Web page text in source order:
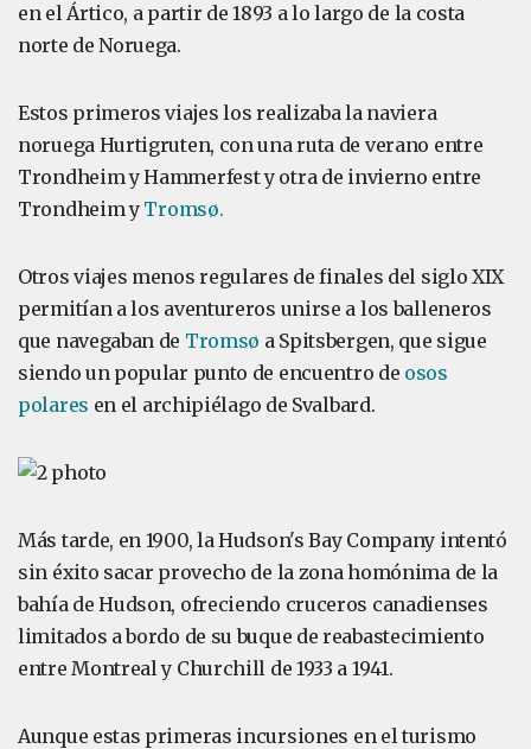
en el Ártico, a partir de 1893 a lo largo de la costa
norte de Noruega.
Estos primeros viajes los realizaba la naviera
noruega Hurtigruten, con una ruta de verano entre
Trondheim y Hammerfest y otra de invierno entre
Trondheim y Tromsø.
Otros viajes menos regulares de finales del siglo XIX
permitían a los aventureros unirse a los balleneros
que navegaban de Tromsø a Spitsbergen, que sigue
siendo un popular punto de encuentro de osos
polares en el archipiélago de Svalbard.
Más tarde, en 1900, la Hudson's Bay Company intentó
sin éxito sacar provecho de la zona homónima de la
bahía de Hudson, ofreciendo cruceros canadienses
limitados a bordo de su buque de reabastecimiento
entre Montreal y Churchill de 1933 a 1941.
Aunque estas primeras incursiones en el turismo